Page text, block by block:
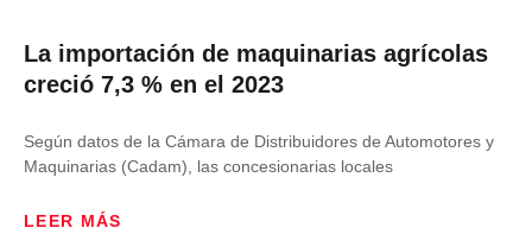
La importación de maquinarias agrícolas
creció 7,3 % en el 2023
Según datos de la Cámara de Distribuidores de Automotores y
Maquinarias (Cadam), las concesionarias locales
LEER MÁS